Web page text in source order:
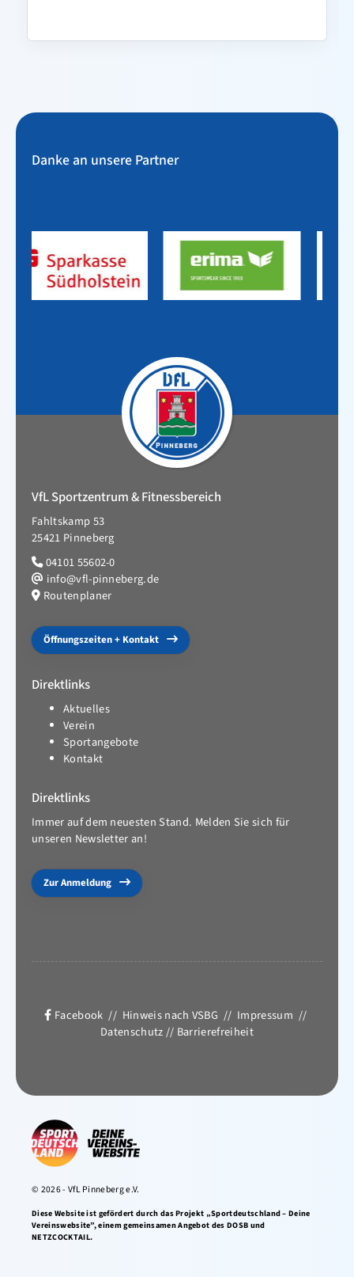
Danke an unsere Partner
VfL Sportzentrum & Fitnessbereich
Fahltskamp 53
25421 Pinneberg
04101 55602-0
info@vfl-pinneberg.de
Routenplaner
Öffnungszeiten + Kontakt
Direktlinks
Aktuelles
Verein
Sportangebote
Kontakt
Direktlinks
Immer auf dem neuesten Stand. Melden Sie sich für
unseren Newsletter an!
Zur Anmeldung
Facebook // Hinweis nach VSBG // Impressum //
Datenschutz// Barrierefreiheit
© 2026 - VfL Pinneberg e.V.
Diese Website ist gefördert durch das Projekt „Sportdeutschland – Deine
Vereinswebsite”, einem gemeinsamen Angebot des DOSB und
NETZCOCKTAIL.